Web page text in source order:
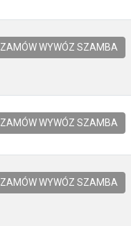
ZAMÓW WYWÓZ SZAMBA
ZAMÓW WYWÓZ SZAMBA
ZAMÓW WYWÓZ SZAMBA